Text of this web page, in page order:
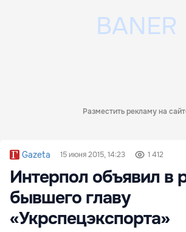
Разместить рекламу на
Gazeta 15 июня 2015, 14:23 1 412
Интерпол объявил в
бывшего главу
«Укрспецэкспорта»